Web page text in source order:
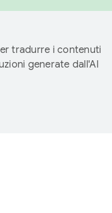
tradurre i contenuti
generate dall'AI